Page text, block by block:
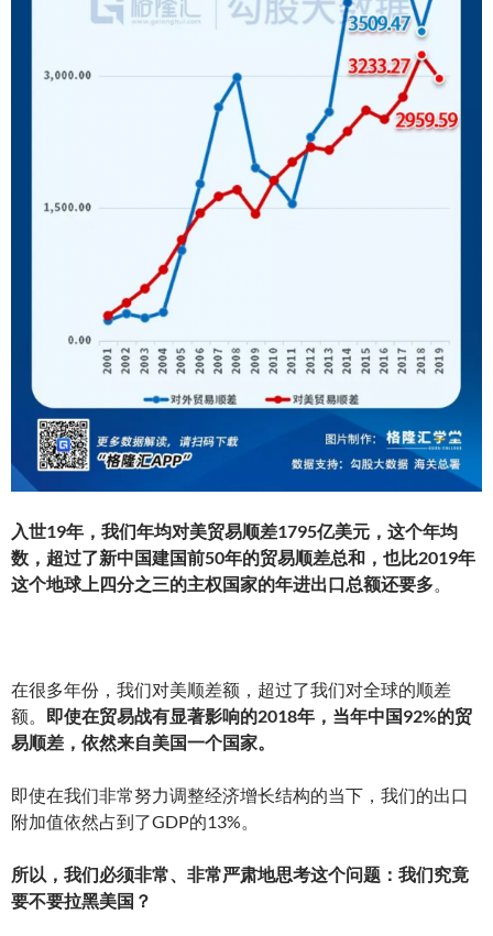
入世19年，我们年均对美贸易顺差1795亿美元，这个年均
数，超过了新中国建国前50年的贸易顺差总和，也比2019年
这个地球上四分之三的主权国家的年进出口总额还要多。
在很多年份，我们对美顺差额，超过了我们对全球的顺差
额。 即使在贸易战有显著影响的2018年，当年中国92%的贸
易顺差，依然来自美国一个国家。
即使在我们非常努力调整经济增长结构的当下，我们的出口
附加值依然占到了GDP的13%。
所以，我们必须非常、非常严肃地思考这个问题：我们究竟
要不要拉黑美国？